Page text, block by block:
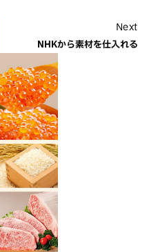
Next
NHKから素材を仕入れる